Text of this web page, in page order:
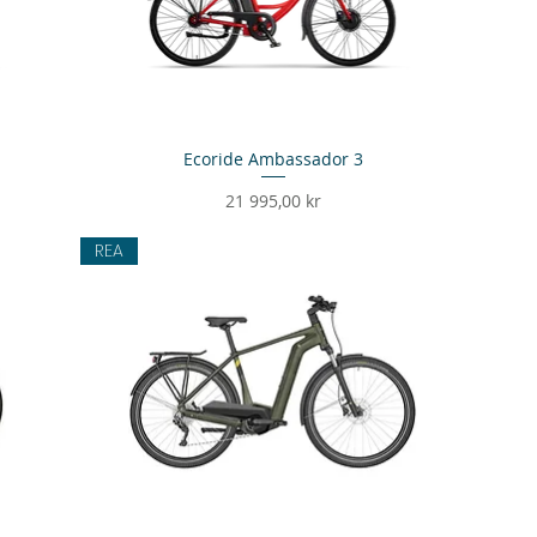
Snabbvisning
Ecoride Ambassador 3
Pris
21 995,00 kr
REA